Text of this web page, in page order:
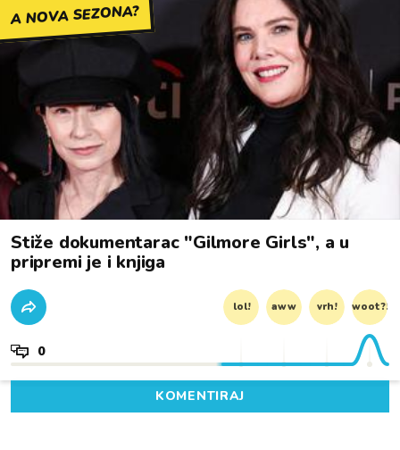
A NOVA SEZONA?
Stiže dokumentarac "Gilmore Girls", a u
pripremi je i knjiga
lol! aww vrh! woot?!
0
KOMENTIRAJ